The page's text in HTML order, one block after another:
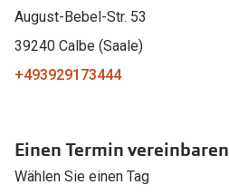
Seen
August-Bebel-Str. 53
39240 Calbe (Saale)
+493929173444
Einen Termin vereinbaren
Wählen Sie einen Tag